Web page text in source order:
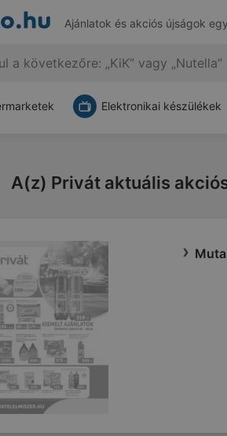
Ajánlatok és akciós újságok
Elektronikai készülékek
A(z) Privát aktuális